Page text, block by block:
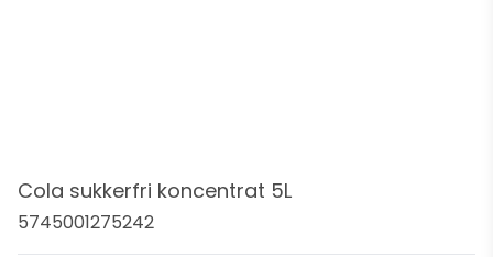
Cola sukkerfri koncentrat 5L
5745001275242